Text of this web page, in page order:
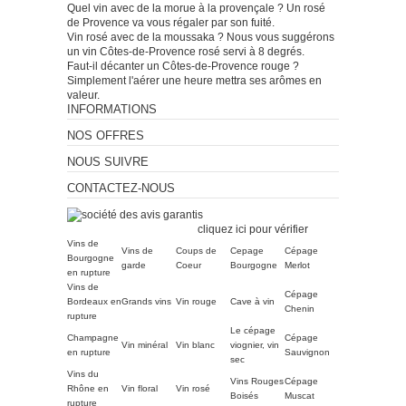
Quel vin avec de la morue à la provençale ? Un rosé
de Provence va vous régaler par son fuité.
Vin rosé avec de la moussaka ? Nous vous suggérons
un vin Côtes-de-Provence rosé servi à 8 degrés.
Faut-il décanter un Côtes-de-Provence rouge ?
Simplement l'aérer une heure mettra ses arômes en
valeur.
INFORMATIONS
NOS OFFRES
NOUS SUIVRE
CONTACTEZ-NOUS
cliquez ici pour vérifier.
Vins de
Bourgogne
en rupture
Vins de
garde
Coups de
Coeur
Cepage
Bourgogne
Cépage
Merlot
Vins de
Bordeaux en
rupture
Grands vins Vin rouge Cave à vin
Cépage
Chenin
Champagne
en rupture
Vin minéral Vin blanc
Le cépage
viognier, vin
sec
Cépage
Sauvignon
Vins du
Rhône en
rupture
Vin floral Vin rosé
Vins Rouges
Boisés
Cépage
Muscat